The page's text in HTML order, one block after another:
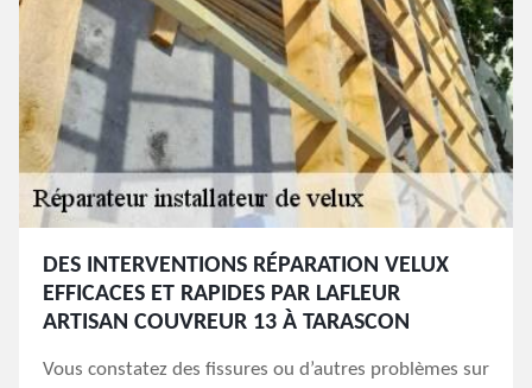
DES INTERVENTIONS RÉPARATION VELUX
EFFICACES ET RAPIDES PAR LAFLEUR
ARTISAN COUVREUR 13 À TARASCON
Vous constatez des fissures ou d’autres problèmes sur